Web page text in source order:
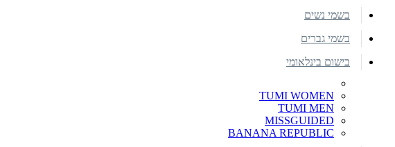
בשמי נשים
בשמי גברים
בישום בינלאומי
TUMI WOMEN
TUMI MEN
MISSGUIDED
BANANA REPUBLIC